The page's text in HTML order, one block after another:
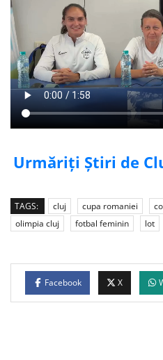
Urmăriți Știri de
TAGS: cluj cupa romaniei
olimpia cluj
fotbal feminin lot
Facebook X